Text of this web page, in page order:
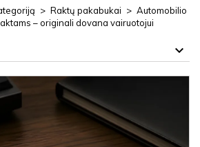
Raktų pakabukai
Automobilio
– originali dovana vairuotojui